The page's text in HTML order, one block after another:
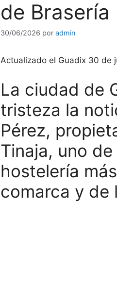
de Brasería
30/06/2026 por admin
Actualizado el Guadix 30 de
La ciudad de
tristeza la
Pérez,
Tinaja, uno
hostelería
comarca y de